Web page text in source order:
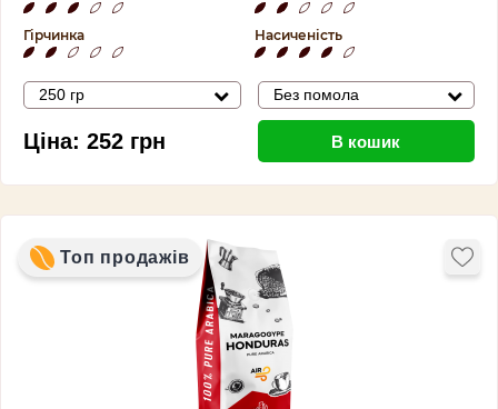
Гірчинка Насиченість
250 гр Без помола
Ціна: 252 грн В кошик
Топ продажів